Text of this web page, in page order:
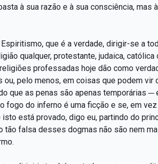
à sua razão e à sua consciência, mas
Espiritismo, que é a verdade, dirigir-se a
qualquer, protestante, judaica,
professadas hoje dão como
pelo menos, em coisas que podem
que as penas são apenas temporárias
fogo do inferno é uma ficção e se, em
está provado, digo eu, partindo do
tão falsa desses dogmas não são nem